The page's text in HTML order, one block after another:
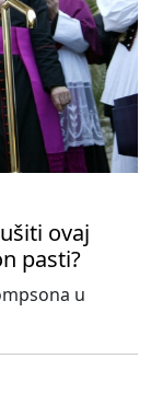
ovaj
pasti?
u